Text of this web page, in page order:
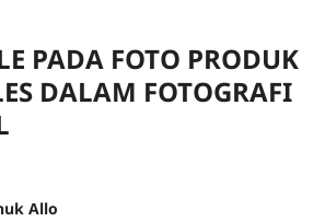
PADA FOTO PRODUK
DALAM FOTOGRAFI
Allo